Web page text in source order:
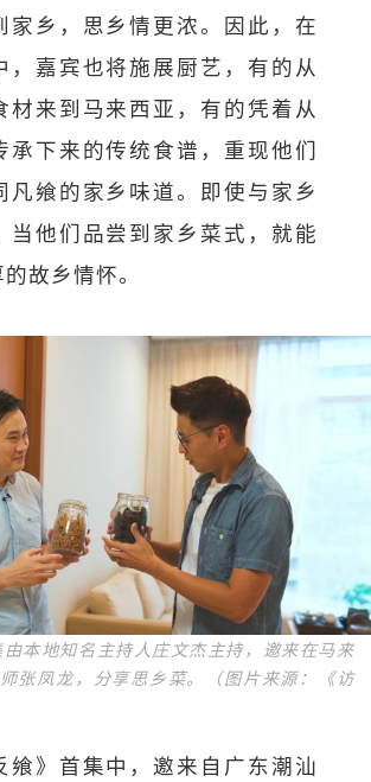
家乡，思乡情更浓。因此，在
，嘉宾也将施展厨艺，有的从
材来到马来西亚，有的凭着从
承下来的传统食谱，重现他们
凡飨的家乡味道。即使与家乡
当他们品尝到家乡菜式，就能
故乡情怀。
由本地知名主持人庄文杰主持，邀来在马来
张凤龙，分享思乡菜。（图片来源：《访
飨》首集中，邀来自广东潮汕